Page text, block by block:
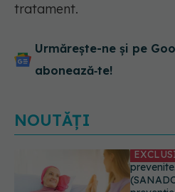
tratament.
Urmărește-ne și pe
abonează‑te!
NOUTĂȚI
Testul
indica